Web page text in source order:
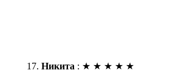
Никита : ★ ★ ★ ★ ★